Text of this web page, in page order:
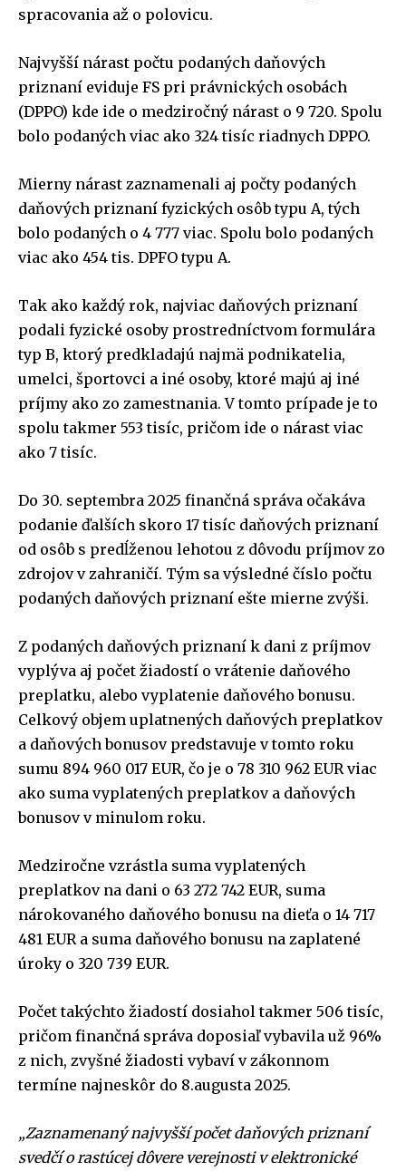
spracovania až o polovicu.
Najvyšší nárast počtu podaných daňových
priznaní eviduje FS pri právnických osobách
(DPPO) kde ide o medziročný nárast o 9 720. Spolu
bolo podaných viac ako 324 tisíc riadnych DPPO.
Mierny nárast zaznamenali aj počty podaných
daňových priznaní fyzických osôb typu A, tých
bolo podaných o 4 777 viac. Spolu bolo podaných
viac ako 454 tis. DPFO typu A.
Tak ako každý rok, najviac daňových priznaní
podali fyzické osoby prostredníctvom formulára
typ B, ktorý predkladajú najmä podnikatelia,
umelci, športovci a iné osoby, ktoré majú aj iné
príjmy ako zo zamestnania. V tomto prípade je to
spolu takmer 553 tisíc, pričom ide o nárast viac
ako 7 tisíc.
Do 30. septembra 2025 finančná správa očakáva
podanie ďalších skoro 17 tisíc daňových priznaní
od osôb s predĺženou lehotou z dôvodu príjmov zo
zdrojov v zahraničí. Tým sa výsledné číslo počtu
podaných daňových priznaní ešte mierne zvýši.
Z podaných daňových priznaní k dani z príjmov
vyplýva aj počet žiadostí o vrátenie daňového
preplatku, alebo vyplatenie daňového bonusu.
Celkový objem uplatnených daňových preplatkov
a daňových bonusov predstavuje v tomto roku
sumu 894 960 017 EUR, čo je o 78 310 962 EUR viac
ako suma vyplatených preplatkov a daňových
bonusov v minulom roku.
Medziročne vzrástla suma vyplatených
preplatkov na dani o 63 272 742 EUR, suma
nárokovaného daňového bonusu na dieťa o 14 717
481 EUR a suma daňového bonusu na zaplatené
úroky o 320 739 EUR.
Počet takýchto žiadostí dosiahol takmer 506 tisíc,
pričom finančná správa doposiaľ vybavila už 96%
z nich, zvyšné žiadosti vybaví v zákonnom
termíne najneskôr do 8.augusta 2025.
„Zaznamenaný najvyšší počet daňových priznaní
svedčí o rastúcej dôvere verejnosti v elektronické